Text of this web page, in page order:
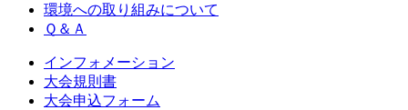
環境への取り組みについて
Ｑ＆Ａ
インフォメーション
大会規則書
大会申込フォーム